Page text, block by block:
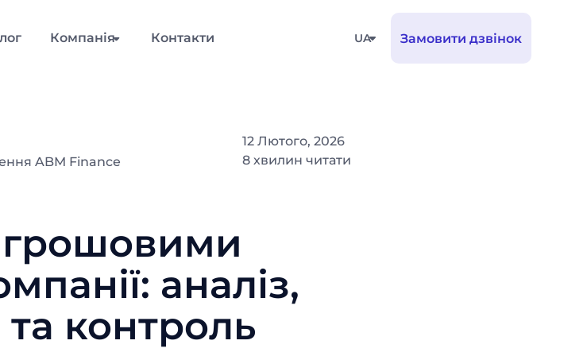
UA Замовити дзвінок
Компанія Контакти
ABM Finance
12 Лютого, 2026
8 хвилин читати
грошовими
аналіз,
контроль